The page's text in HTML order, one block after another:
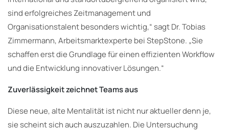
sind erfolgreiches Zeitmanagement und
Organisationstalent besonders wichtig,“ sagt Dr. Tobias
Zimmermann, Arbeitsmarktexperte bei StepStone. „Sie
schaffen erst die Grundlage für einen effizienten Workflow
und die Entwicklung innovativer Lösungen.“
Zuverlässigkeit zeichnet Teams aus
Diese neue, alte Mentalität ist nicht nur aktueller denn je,
sie scheint sich auch auszuzahlen. Die Untersuchung